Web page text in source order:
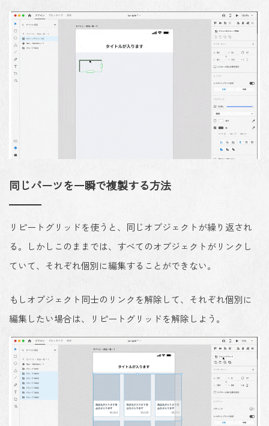
同じパーツを一瞬で複製する方法
リピートグリッドを使うと、同じオブジェクトが繰り返され
る。しかしこのままでは、すべてのオブジェクトがリンクし
ていて、それぞれ個別に編集することができない。
もしオブジェクト同士のリンクを解除して、それぞれ個別に
編集したい場合は、リピートグリッドを解除しよう。